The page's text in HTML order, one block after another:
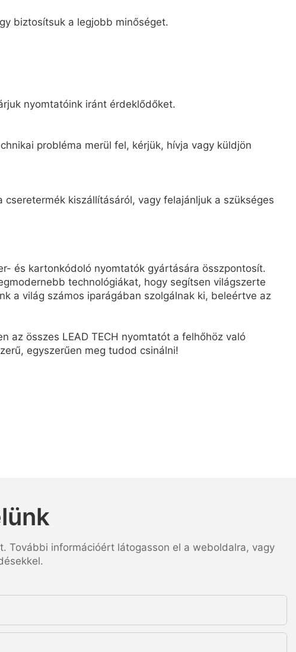
biztosítsuk a legjobb minőséget.
nyomtatóink iránt érdeklődőket.
probléma merül fel, kérjük, hívja vagy küldjön
kiszállításáról, vagy felajánljuk a szükséges
és kartonkódoló nyomtatók gyártására összpontosít.
technológiákat, hogy segítsen világszerte
a világ számos iparágában szolgálnak ki, beleértve az
az összes LEAD TECH nyomtatót a felhőhöz való
egyszerűen meg tudod csinálni!
További információért látogasson el a weboldalra, vagy